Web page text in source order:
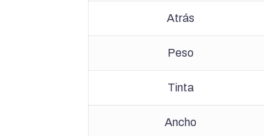
Atrás
Peso
Tinta
Ancho